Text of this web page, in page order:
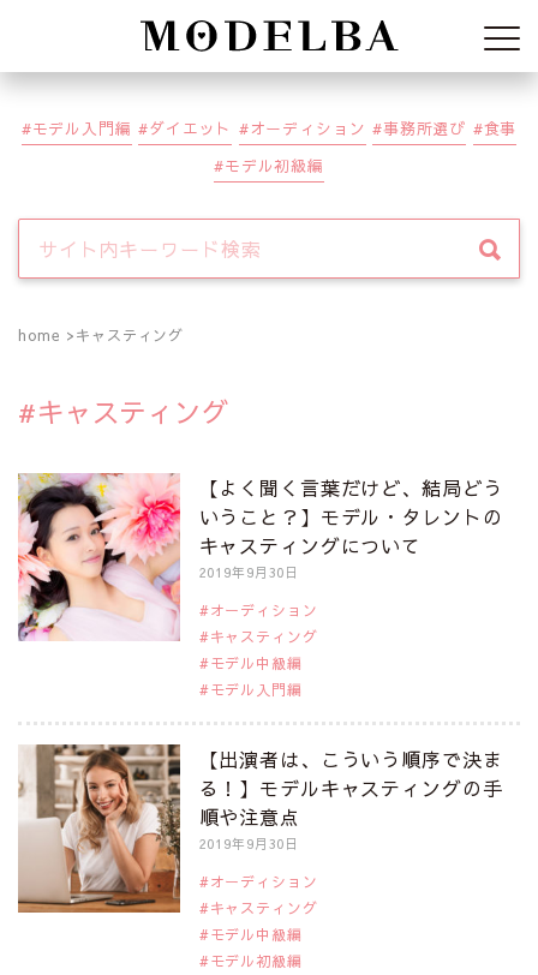
Modelba
モデル入門編 ダイエット オーディション 事務所選び
食事
モデル初級編
home キャスティング
キャスティング
【よく聞く言葉だけど、結局どう
いうこと？】モデル・タレントの
キャスティングについて
2019年9月30日
オーディション
キャスティング
モデル中級編
モデル入門編
【出演者は、こういう順序で決ま
る！】モデルキャスティングの手
順や注意点
2019年9月30日
オーディション
キャスティング
モデル中級編
モデル初級編